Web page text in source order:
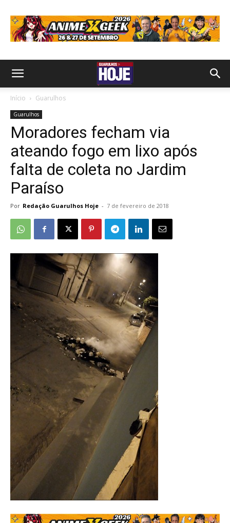
Início Guarulhos
Guarulhos
Moradores fecham via
ateando fogo em lixo após
falta de coleta no Jardim
Paraíso
Por Redação Guarulhos Hoje - 7 de fevereiro de 2018